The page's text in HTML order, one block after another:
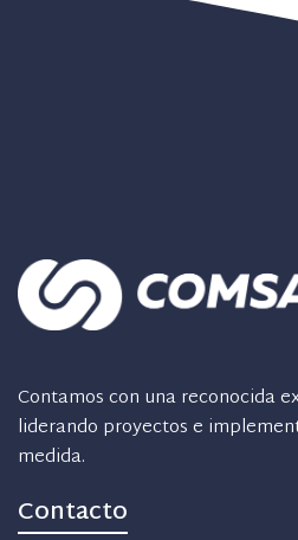
Contamos con una reconocida
liderando proyectos e
medida.
Contacto